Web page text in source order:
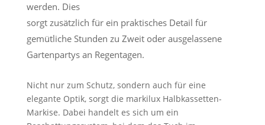
werden. Dies
sorgt zusätzlich für ein praktisches Detail für
gemütliche Stunden zu Zweit oder ausgelassene
Gartenpartys an Regentagen.
Nicht nur zum Schutz, sondern auch für eine
elegante Optik, sorgt die markilux Halbkassetten-
Markise. Dabei handelt es sich um ein